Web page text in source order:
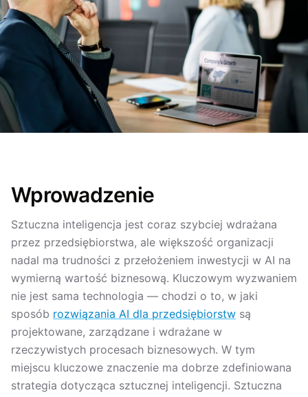
Wprowadzenie
Sztuczna inteligencja jest coraz szybciej wdrażana
przez przedsiębiorstwa, ale większość organizacji
nadal ma trudności z przełożeniem inwestycji w AI na
wymierną wartość biznesową. Kluczowym wyzwaniem
nie jest sama technologia — chodzi o to, w jaki
sposób rozwiązania AI dla przedsiębiorstw są
projektowane, zarządzane i wdrażane w
rzeczywistych procesach biznesowych. W tym
miejscu kluczowe znaczenie ma dobrze zdefiniowana
strategia dotycząca sztucznej inteligencji. Sztuczna